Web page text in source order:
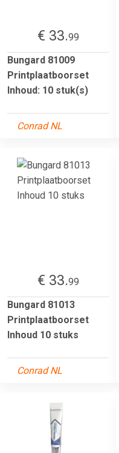
€ 33.99
Bungard 81009
Printplaatboorset
Inhoud: 10 stuk(s)
Conrad NL
€ 33.99
Bungard 81013
Printplaatboorset
Inhoud 10 stuks
Conrad NL